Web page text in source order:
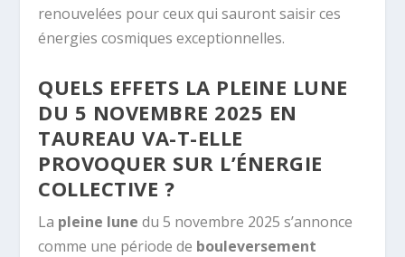
renouvelées pour ceux qui sauront saisir ces
énergies cosmiques exceptionnelles.
QUELS EFFETS LA PLEINE LUNE
DU 5 NOVEMBRE 2025 EN
TAUREAU VA-T-ELLE
PROVOQUER SUR L’ÉNERGIE
COLLECTIVE ?
La pleine lunedu 5 novembre 2025 s’annonce
comme une période de bouleversement